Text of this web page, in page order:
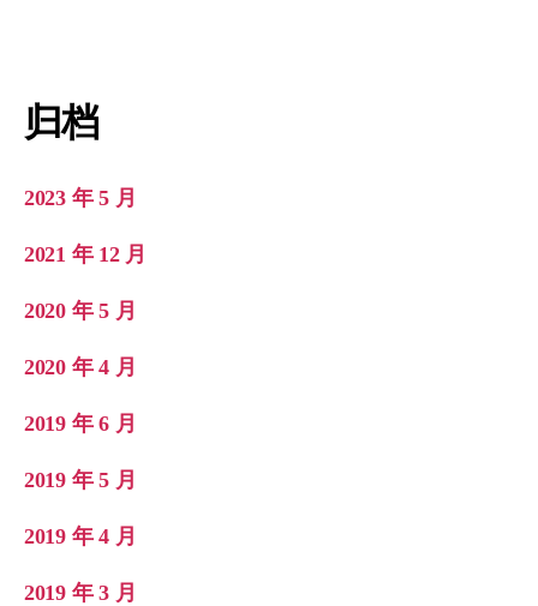
归档
2023 年 5 月
2021 年 12 月
2020 年 5 月
2020 年 4 月
2019 年 6 月
2019 年 5 月
2019 年 4 月
2019 年 3 月